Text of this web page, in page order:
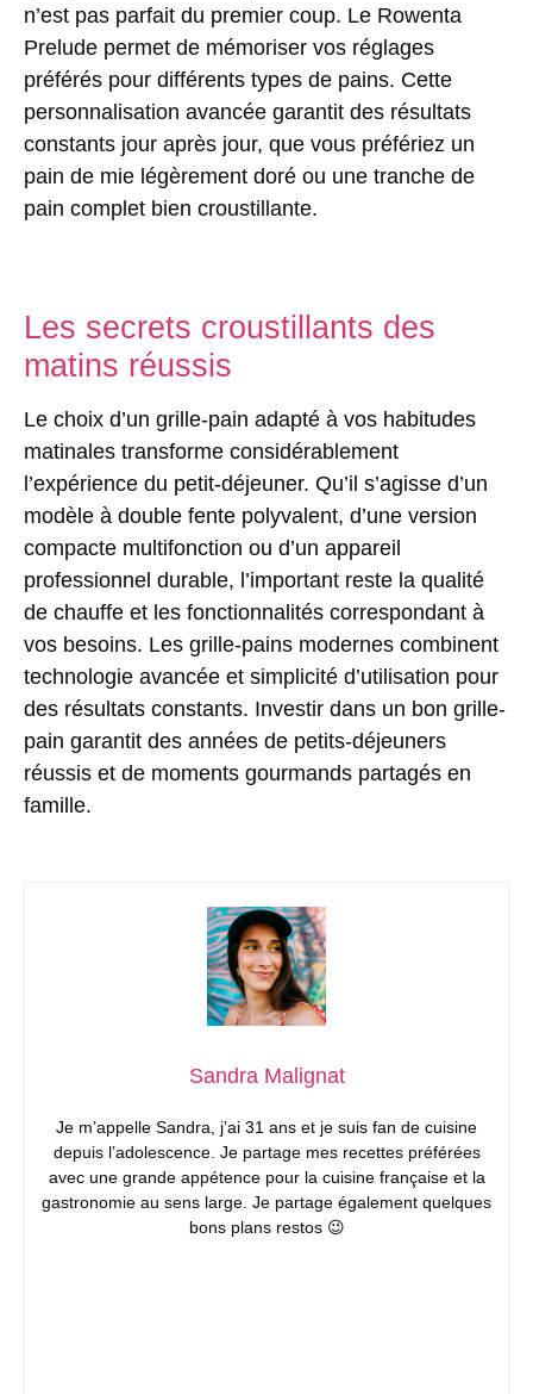
n’est pas parfait du premier coup. Le Rowenta
Prelude permet de mémoriser vos réglages
préférés pour différents types de pains. Cette
personnalisation avancée garantit des résultats
constants jour après jour, que vous préfériez un
pain de mie légèrement doré ou une tranche de
pain complet bien croustillante.
Les secrets croustillants des
matins réussis
Le choix d’un grille-pain adapté à vos habitudes
matinales transforme considérablement
l’expérience du petit-déjeuner. Qu’il s’agisse d’un
modèle à double fente polyvalent, d’une version
compacte multifonction ou d’un appareil
professionnel durable, l’important reste la qualité
de chauffe et les fonctionnalités correspondant à
vos besoins. Les grille-pains modernes combinent
technologie avancée et simplicité d’utilisation pour
des résultats constants. Investir dans un bon grille-
pain garantit des années de petits-déjeuners
réussis et de moments gourmands partagés en
famille.
Sandra Malignat
Je m’appelle Sandra, j’ai 31 ans et je suis fan de cuisine
depuis l’adolescence. Je partage mes recettes préférées
avec une grande appétence pour la cuisine française et la
gastronomie au sens large. Je partage également quelques
bons plans restos 😉